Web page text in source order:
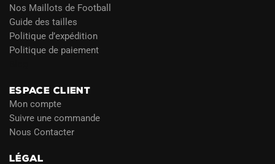
Nos Maillots de Football
Guide des tailles
Politique d’expédition
Politique de paiement
ESPACE CLIENT
Mon compte
Suivre une commande
Nous Contacter
LÉGAL